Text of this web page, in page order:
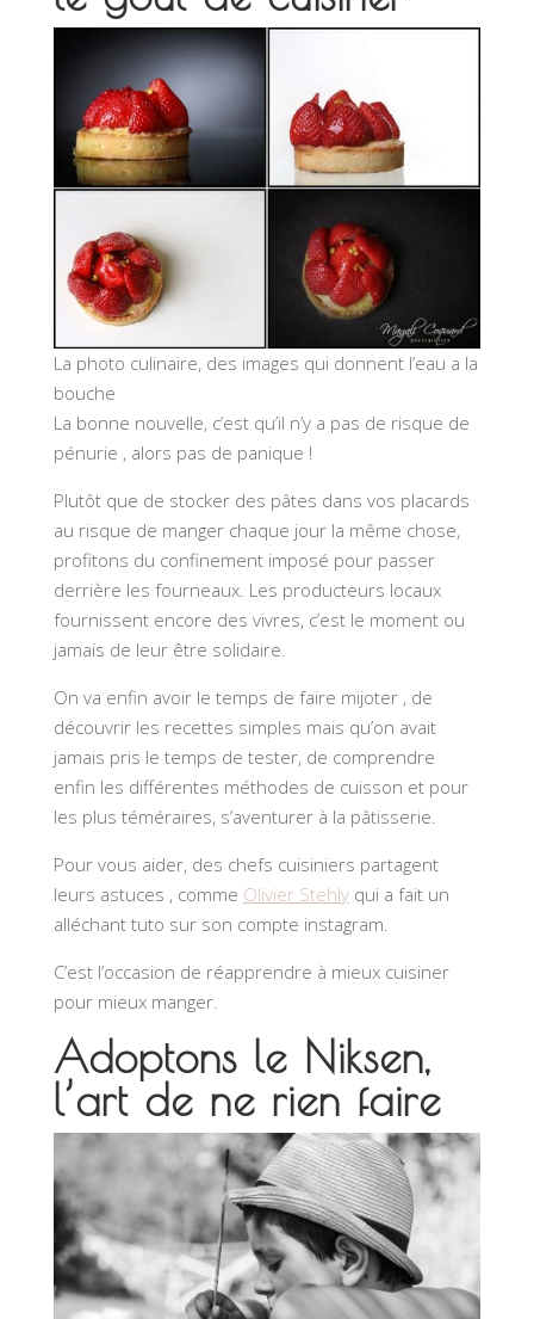
La photo culinaire, des images qui donnent l’eau a la
bouche
La bonne nouvelle, c’est qu’il n’y a pas de risque de
pénurie , alors pas de panique !
Plutôt que de stocker des pâtes dans vos placards
au risque de manger chaque jour la même chose,
profitons du confinement imposé pour passer
derrière les fourneaux. Les producteurs locaux
fournissent encore des vivres, c’est le moment ou
jamais de leur être solidaire.
On va enfin avoir le temps de faire mijoter , de
découvrir les recettes simples mais qu’on avait
jamais pris le temps de tester, de comprendre
enfin les différentes méthodes de cuisson et pour
les plus téméraires, s’aventurer à la pâtisserie.
Pour vous aider, des chefs cuisiniers partagent
leurs astuces , comme Olivier Stehlyqui a fait un
alléchant tuto sur son compte instagram.
C’est l’occasion de réapprendre à mieux cuisiner
pour mieux manger.
Adoptons le Niksen,
l’art de ne rien faire